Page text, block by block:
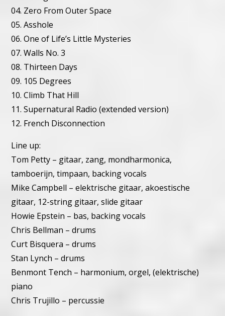
04. Zero From Outer Space
05. Asshole
06. One of Life’s Little Mysteries
07. Walls No. 3
08. Thirteen Days
09. 105 Degrees
10. Climb That Hill
11. Supernatural Radio (extended version)
12. French Disconnection
Line up:
Tom Petty – gitaar, zang, mondharmonica,
tamboerijn, timpaan, backing vocals
Mike Campbell – elektrische gitaar, akoestische
gitaar, 12-string gitaar, slide gitaar
Howie Epstein – bas, backing vocals
Chris Bellman – drums
Curt Bisquera – drums
Stan Lynch – drums
Benmont Tench – harmonium, orgel, (elektrische)
piano
Chris Trujillo – percussie